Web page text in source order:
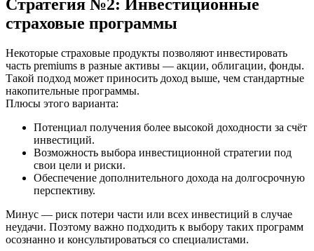
Стратегия №2: Инвестиционные
страховые программы
Некоторые страховые продукты позволяют инвестировать
часть premiums в разные активы — акции, облигации, фонды.
Такой подход может приносить доход выше, чем стандартные
накопительные программы.
Плюсы этого варианта:
Потенциал получения более высокой доходности за счёт
инвестиций.
Возможность выбора инвестиционной стратегии под
свои цели и риски.
Обеспечение дополнительного дохода на долгосрочную
перспективу.
Минус — риск потери части или всех инвестиций в случае
неудачи. Поэтому важно подходить к выбору таких программ
осознанно и консультироваться со специалистами.